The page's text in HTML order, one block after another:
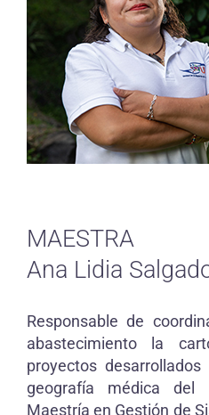
MAESTRA
Ana Lidia
Responsable de
abastecimiento la
proyectos
geografía médica del
Maestría en Gestión de